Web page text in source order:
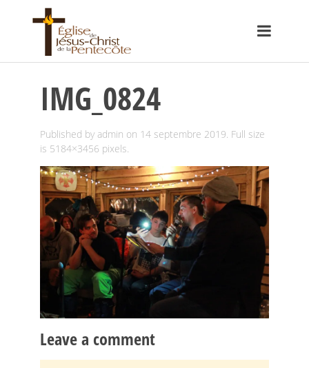
IMG_0824
Published by admin on 14 septembre 2019. Full size
is 5184×3456 pixels.
Leave a comment